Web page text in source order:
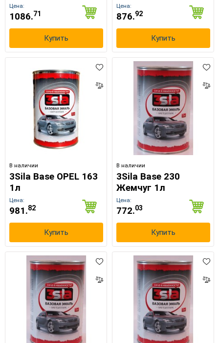
Цена:
1086.71
Купить
Цена:
876.92
Купить
В наличии
3Sila Base OPEL 163
1л
Цена:
981.82
Купить
В наличии
3Sila Base 230
Жемчуг 1л
Цена:
772.03
Купить